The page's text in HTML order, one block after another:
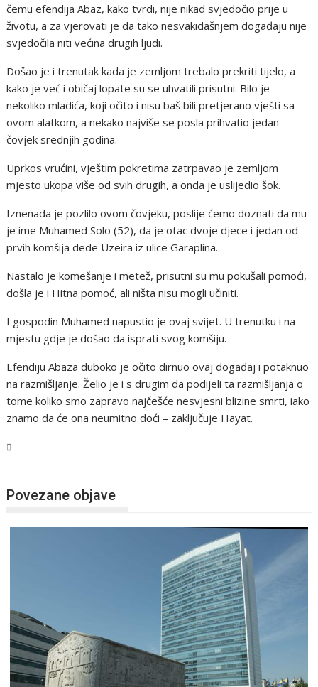
čemu efendija Abaz, kako tvrdi, nije nikad svjedočio prije u
životu, a za vjerovati je da tako nesvakidašnjem događaju nije
svjedočila niti većina drugih ljudi.
Došao je i trenutak kada je zemljom trebalo prekriti tijelo, a
kako je već i običaj lopate su se uhvatili prisutni. Bilo je
nekoliko mladića, koji očito i nisu baš bili pretjerano vješti sa
ovom alatkom, a nekako najviše se posla prihvatio jedan
čovjek srednjih godina.
Uprkos vrućini, vještim pokretima zatrpavao je zemljom
mjesto ukopa više od svih drugih, a onda je uslijedio šok.
Iznenada je pozlilo ovom čovjeku, poslije ćemo doznati da mu
je ime Muhamed Solo (52), da je otac dvoje djece i jedan od
prvih komšija dede Uzeira iz ulice Garaplina.
Nastalo je komešanje i metež, prisutni su mu pokušali pomoći,
došla je i Hitna pomoć, ali ništa nisu mogli učiniti.
I gospodin Muhamed napustio je ovaj svijet. U trenutku i na
mjestu gdje je došao da isprati svog komšiju.
Efendiju Abaza duboko je očito dirnuo ovaj događaj i potaknuo
na razmišljanje. Želio je i s drugim da podijeli ta razmišljanja o
tome koliko smo zapravo najčešće nesvjesni blizine smrti, iako
znamo da će ona neumitno doći – zaključuje Hayat.
Povezane objave